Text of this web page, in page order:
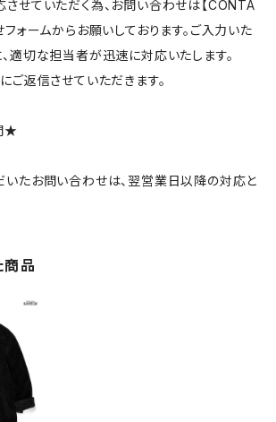
せていただく為、お問い合わせは【CONTA
ォームからお願いしております。ご入力いた
適切な担当者が迅速に対応いたします。
ご返信させていただきます。
★
たお問い合わせは、翌営業日以降の対応と
商品